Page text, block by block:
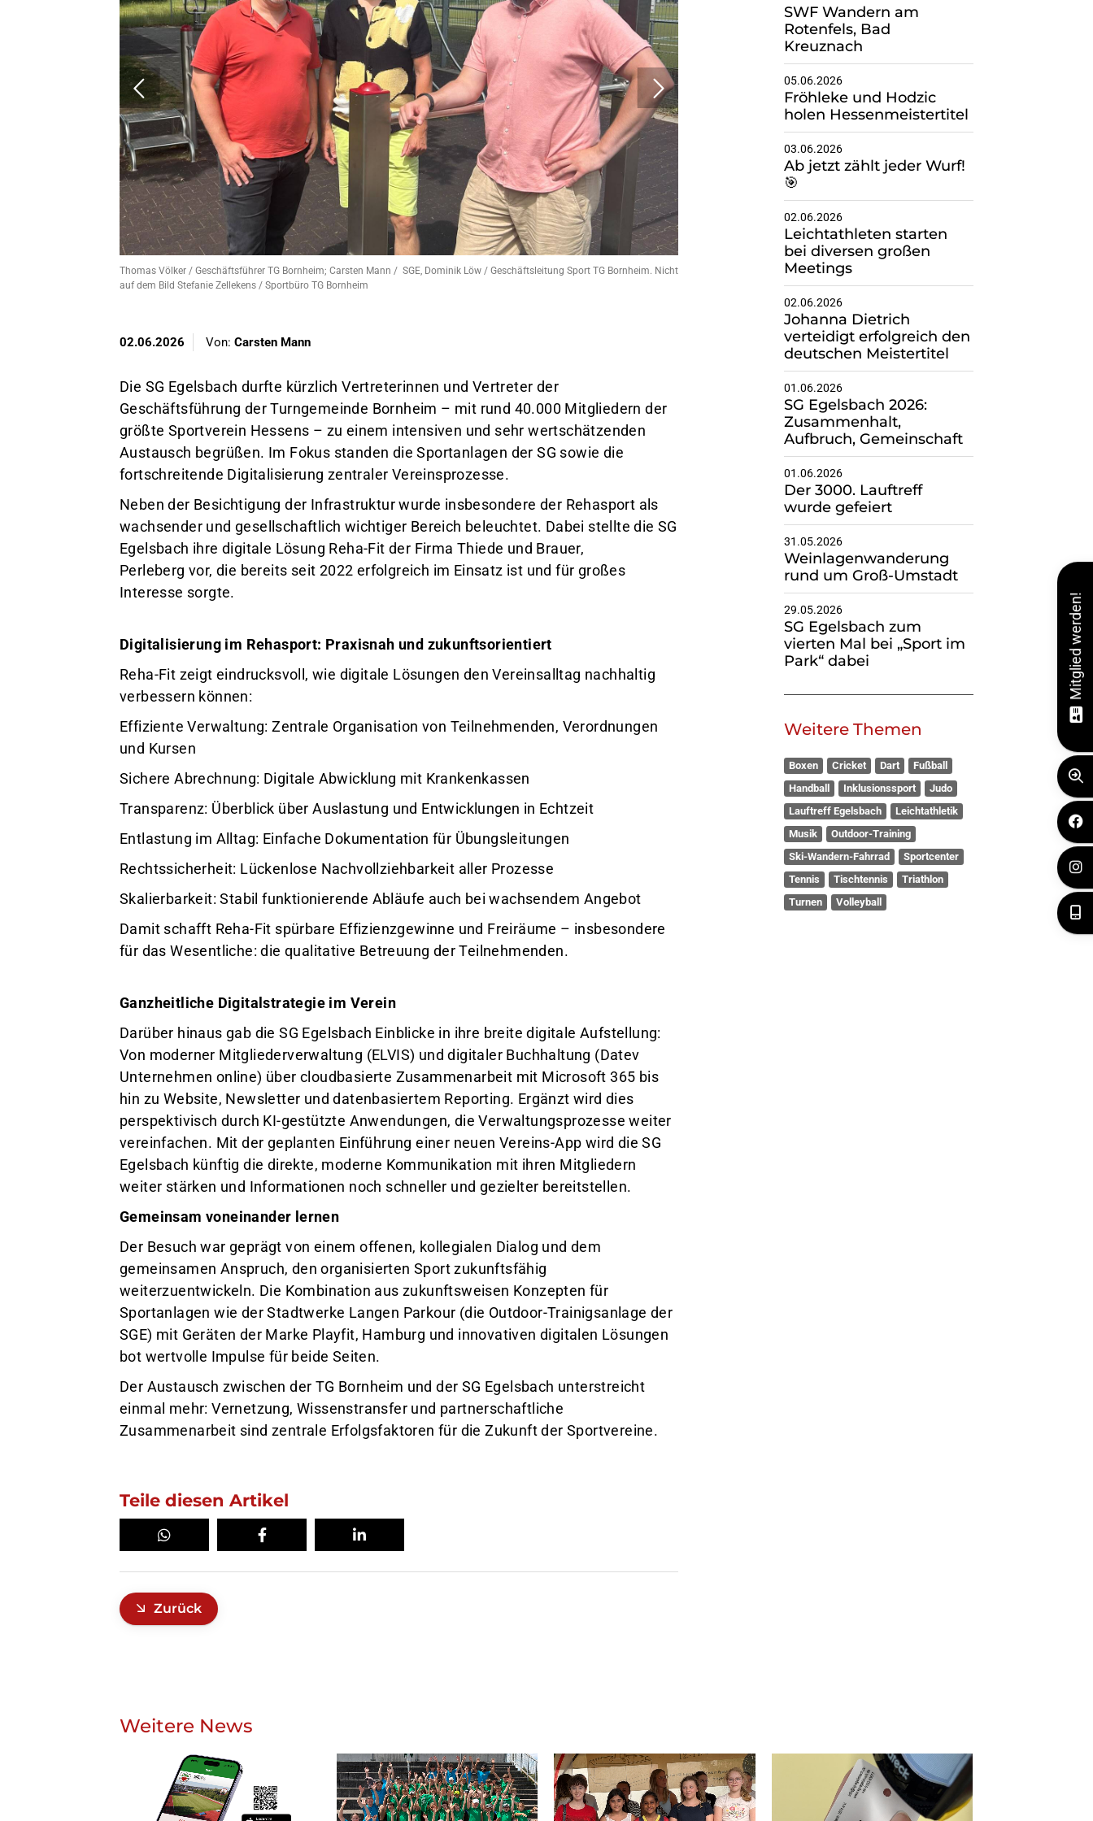
Thomas Völker / Geschäftsführer TG Bornheim; Carsten Mann / SGE, Dominik Löw / Geschäftsleitung Sport TG Bornheim. Nicht
auf dem Bild Stefanie Zellekens / Sportbüro TG Bornheim
02.06.2026 Von: Carsten Mann
Die SG Egelsbach durfte kürzlich Vertreterinnen und Vertreter der
Geschäftsführung der Turngemeinde Bornheim – mit rund 40.000 Mitgliedern der
größte Sportverein Hessens – zu einem intensiven und sehr wertschätzenden
Austausch begrüßen. Im Fokus standen die Sportanlagen der SG sowie die
fortschreitende Digitalisierung zentraler Vereinsprozesse.
Neben der Besichtigung der Infrastruktur wurde insbesondere der Rehasport als
wachsender und gesellschaftlich wichtiger Bereich beleuchtet. Dabei stellte die SG
Egelsbach ihre digitale Lösung Reha-Fit der Firma Thiede und Brauer,
Perleberg vor, die bereits seit 2022 erfolgreich im Einsatz ist und für großes
Interesse sorgte.
Digitalisierung im Rehasport: Praxisnah und zukunftsorientiert
Reha-Fit zeigt eindrucksvoll, wie digitale Lösungen den Vereinsalltag nachhaltig
verbessern können:
Effiziente Verwaltung: Zentrale Organisation von Teilnehmenden, Verordnungen
und Kursen
Sichere Abrechnung: Digitale Abwicklung mit Krankenkassen
Transparenz: Überblick über Auslastung und Entwicklungen in Echtzeit
Entlastung im Alltag: Einfache Dokumentation für Übungsleitungen
Rechtssicherheit: Lückenlose Nachvollziehbarkeit aller Prozesse
Skalierbarkeit: Stabil funktionierende Abläufe auch bei wachsendem Angebot
Damit schafft Reha-Fit spürbare Effizienzgewinne und Freiräume – insbesondere
für das Wesentliche: die qualitative Betreuung der Teilnehmenden.
Ganzheitliche Digitalstrategie im Verein
Darüber hinaus gab die SG Egelsbach Einblicke in ihre breite digitale Aufstellung:
Von moderner Mitgliederverwaltung (ELVIS) und digitaler Buchhaltung (Datev
Unternehmen online) über cloudbasierte Zusammenarbeit mit Microsoft 365 bis
hin zu Website, Newsletter und datenbasiertem Reporting. Ergänzt wird dies
perspektivisch durch KI-gestützte Anwendungen, die Verwaltungsprozesse weiter
vereinfachen. Mit der geplanten Einführung einer neuen Vereins-App wird die SG
Egelsbach künftig die direkte, moderne Kommunikation mit ihren Mitgliedern
weiter stärken und Informationen noch schneller und gezielter bereitstellen.
Gemeinsam voneinander lernen
Der Besuch war geprägt von einem offenen, kollegialen Dialog und dem
gemeinsamen Anspruch, den organisierten Sport zukunftsfähig
weiterzuentwickeln. Die Kombination aus zukunftsweisen Konzepten für
Sportanlagen wie der Stadtwerke Langen Parkour (die Outdoor-Trainigsanlage der
SGE) mit Geräten der Marke Playfit, Hamburg und innovativen digitalen Lösungen
bot wertvolle Impulse für beide Seiten.
Der Austausch zwischen der TG Bornheim und der SG Egelsbach unterstreicht
einmal mehr: Vernetzung, Wissenstransfer und partnerschaftliche
Zusammenarbeit sind zentrale Erfolgsfaktoren für die Zukunft der Sportvereine.
Teile diesen Artikel
Zurück
SWF Wandern am
Rotenfels, Bad
Kreuznach
05.06.2026
Fröhleke und Hodzic
holen Hessenmeistertitel
03.06.2026
Ab jetzt zählt jeder Wurf!
🎯
02.06.2026
Leichtathleten starten
bei diversen großen
Meetings
02.06.2026
Johanna Dietrich
verteidigt erfolgreich den
deutschen Meistertitel
01.06.2026
SG Egelsbach 2026:
Zusammenhalt,
Aufbruch, Gemeinschaft
01.06.2026
Der 3000. Lauftreff
wurde gefeiert
31.05.2026
Weinlagenwanderung
rund um Groß-Umstadt
29.05.2026
SG Egelsbach zum
vierten Mal bei „Sport im
Park“ dabei
Weitere Themen
Boxen Cricket Dart
Fußball
Handball
Inklusionssport
Judo
Lauftreff Egelsbach
Leichtathletik
Musik
Outdoor-Training
Ski-Wandern-Fahrrad
Sportcenter
Tennis
Tischtennis
Triathlon
Turnen
Volleyball
Weitere News
Mitglied werden!